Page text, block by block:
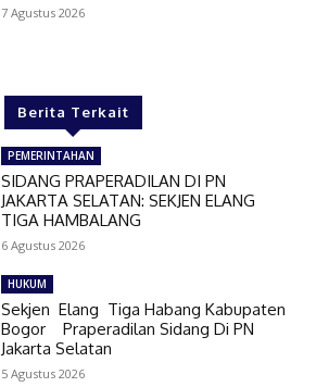
7 Agustus 2026
Berita Terkait
PEMERINTAHAN
SIDANG PRAPERADILAN DI PN
JAKARTA SELATAN: SEKJEN ELANG
TIGA HAMBALANG
6 Agustus 2026
HUKUM
Sekjen Elang Tiga Habang Kabupaten
Bogor Praperadilan Sidang Di PN
Jakarta Selatan
5 Agustus 2026